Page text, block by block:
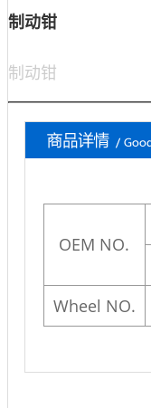
制动钳
制动钳
OEM NO.
Wheel NO.